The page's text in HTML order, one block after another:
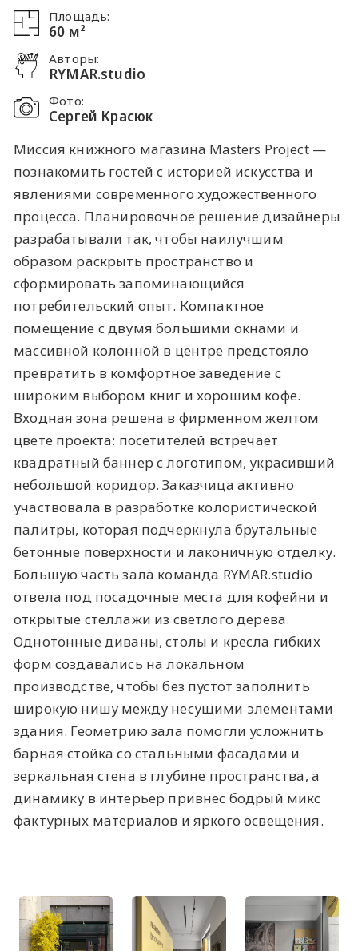
Площадь:
60 м²
Авторы:
RYMAR.studio
Фото:
Сергей Красюк
Миссия книжного магазина Masters Project —
познакомить гостей с историей искусства и
явлениями современного художественного
процесса. Планировочное решение дизайнеры
разрабатывали так, чтобы наилучшим
образом раскрыть пространство и
сформировать запоминающийся
потребительский опыт. Компактное
помещение с двумя большими окнами и
массивной колонной в центре предстояло
превратить в комфортное заведение с
широким выбором книг и хорошим кофе.
Входная зона решена в фирменном желтом
цвете проекта: посетителей встречает
квадратный баннер с логотипом, украсивший
небольшой коридор. Заказчица активно
участвовала в разработке колористической
палитры, которая подчеркнула брутальные
бетонные поверхности и лаконичную отделку.
Большую часть зала команда RYMAR.studio
отвела под посадочные места для кофейни и
открытые стеллажи из светлого дерева.
Однотонные диваны, столы и кресла гибких
форм создавались на локальном
производстве, чтобы без пустот заполнить
широкую нишу между несущими элементами
здания. Геометрию зала помогли усложнить
барная стойка со стальными фасадами и
зеркальная стена в глубине пространства, а
динамику в интерьер привнес бодрый микс
фактурных материалов и яркого освещения.